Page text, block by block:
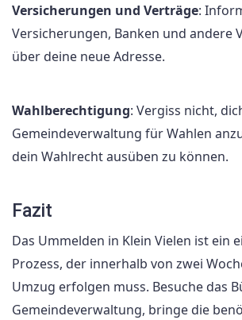
Versicherungen und Verträge:
Versicherungen, Banken und andere
über deine neue Adresse.
Wahlberechtigung: Vergiss nicht,
Gemeindeverwaltung für Wahlen
dein Wahlrecht ausüben zu können.
Fazit
Das Ummelden in Klein Vielen ist ein
Prozess, der innerhalb von zwei
Umzug erfolgen muss. Besuche das
Gemeindeverwaltung, bringe die